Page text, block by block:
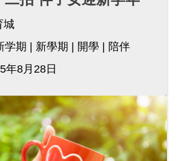
城
学期 新學期 開學
陪伴
年8月28日